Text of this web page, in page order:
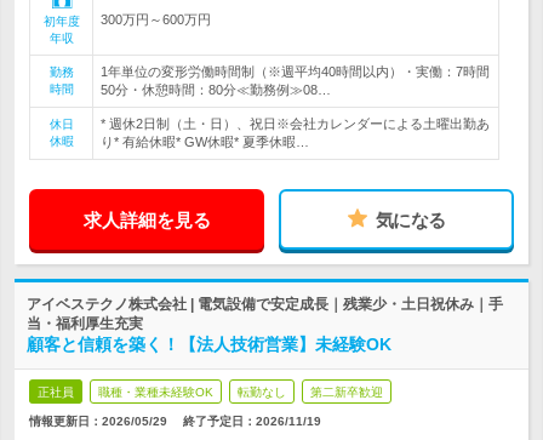
初年度
年収
300万円～600万円
勤務
時間
1年単位の変形労働時間制（※週平均40時間以内）・実働：7時間
50分・休憩時間：80分≪勤務例≫08…
休日
休暇
* 週休2日制（土・日）、祝日※会社カレンダーによる土曜出勤あ
り* 有給休暇* GW休暇* 夏季休暇…
求人詳細を見る 気になる
アイベステクノ株式会社 | 電気設備で安定成長｜残業少・土日祝休み｜手
当・福利厚生充実
顧客と信頼を築く！【法人技術営業】未経験OK
正社員 職種・業種未経験OK 転勤なし 第二新卒歓迎
情報更新日：2026/05/29 終了予定日： 2026/11/19